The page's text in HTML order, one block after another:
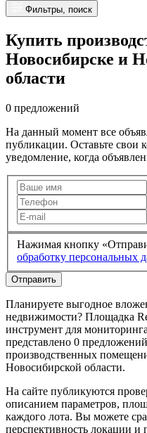
Фильтры, поиск
Купить
Новосибирске и
области
0 предложений
На данный момент все
публикации. Оставьте свои
уведомление, когда
Нажимая кнопку
обработку персональных
Отправить
Планируете выгодное
недвижимости? Площадка
инструмент для
представлено 0
производственных
Новосибирской области.
На сайте публикуются
описанием параметров,
каждого лота. Вы можете
перспективность локации и